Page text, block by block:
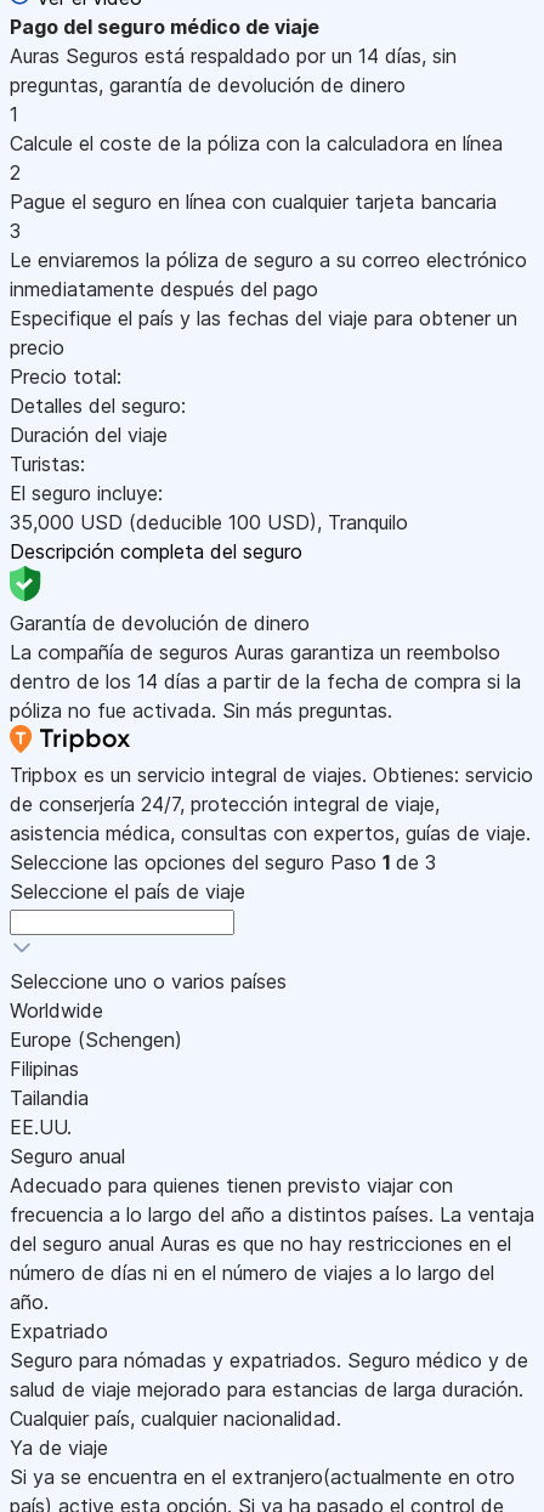
Pago del seguro médico de viaje
Auras Seguros está respaldado por un 14 días, sin
preguntas, garantía de devolución de dinero
1
Calcule el coste de la póliza con la calculadora en línea
2
Pague el seguro en línea con cualquier tarjeta bancaria
3
Le enviaremos la póliza de seguro a su correo electrónico
inmediatamente después del pago
Especifique el país y las fechas del viaje para obtener un
precio
Precio total:
Detalles del seguro:
Duración del viaje
Turistas:
El seguro incluye:
35,000 USD (deducible 100 USD), Tranquilo
Descripción completa del seguro
Garantía de devolución de dinero
La compañía de seguros Auras garantiza un reembolso
dentro de los 14 días a partir de la fecha de compra si la
póliza no fue activada. Sin más preguntas.
Tripbox es un servicio integral de viajes. Obtienes: servicio
de conserjería 24/7, protección integral de viaje,
asistencia médica, consultas con expertos, guías de viaje.
Seleccione las opciones del seguro Paso 1 de 3
Seleccione el país de viaje
Seleccione uno o varios países
Worldwide
Europe (Schengen)
Filipinas
Tailandia
EE.UU.
Seguro anual
Adecuado para quienes tienen previsto viajar con
frecuencia a lo largo del año a distintos países. La ventaja
del seguro anual Auras es que no hay restricciones en el
número de días ni en el número de viajes a lo largo del
año.
Expatriado
Seguro para nómadas y expatriados. Seguro médico y de
salud de viaje mejorado para estancias de larga duración.
Cualquier país, cualquier nacionalidad.
Ya de viaje
Si ya se encuentra en el extranjero(actualmente en otro
país) active esta opción. Si ya ha pasado el control de